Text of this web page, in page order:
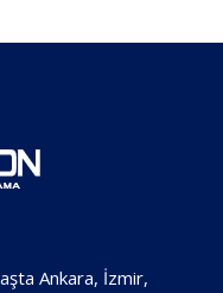
Ankara, İzmir,